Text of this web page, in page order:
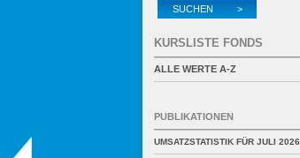
SUCHEN >
KURSLISTE FONDS
ALLE WERTE A-Z
PUBLIKATIONEN
UMSATZSTATISTIK FÜR JULI 2026